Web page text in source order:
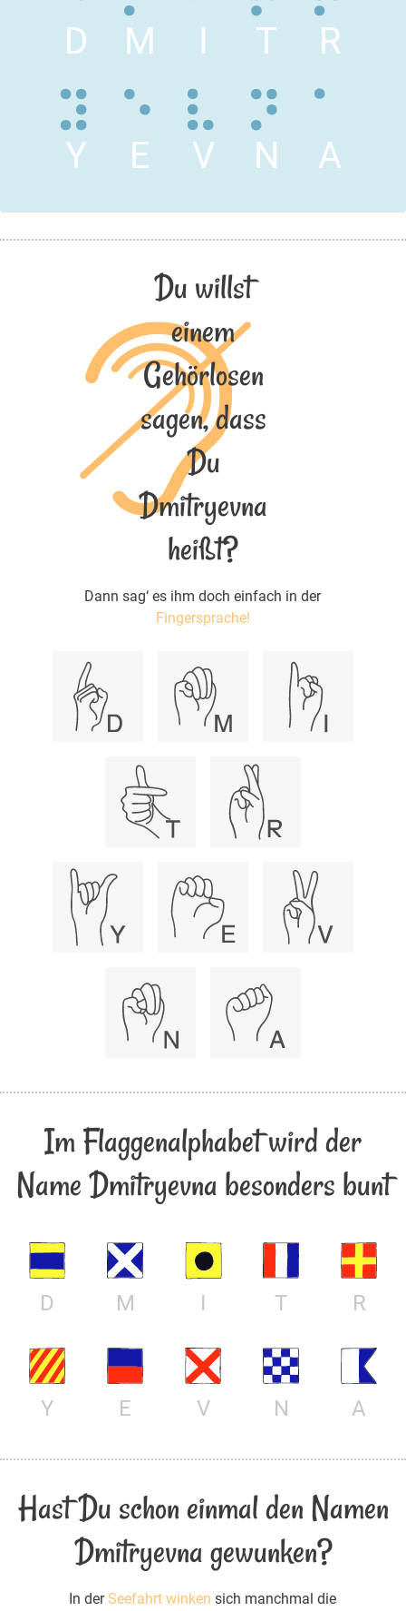
D M I T R
Y E V N A
Du willst
einem
Gehörlosen
sagen, dass
Du
Dmitryevna
heißt?
Dann sag‘ es ihm doch einfach in der
Fingersprache!
Im Flaggenalphabet wird der
Name Dmitryevna besonders bunt
D M I T R
Y E V N A
Hast Du schon einmal den Namen
Dmitryevna gewunken?
In derSeefahrt winken sich manchmal die